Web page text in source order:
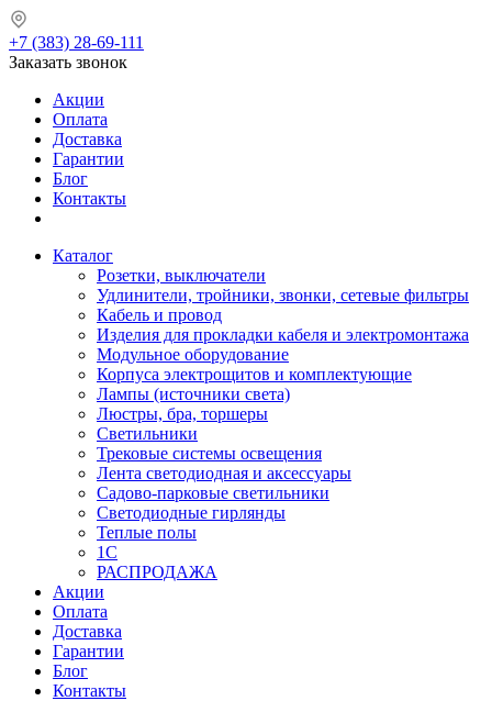
+7 (383) 28-69-111
Заказать звонок
Акции
Оплата
Доставка
Гарантии
Блог
Контакты
Каталог
Розетки, выключатели
Удлинители, тройники, звонки, сетевые фильтры
Кабель и провод
Изделия для прокладки кабеля и электромонтажа
Модульное оборудование
Корпуса электрощитов и комплектующие
Лампы (источники света)
Люстры, бра, торшеры
Светильники
Трековые системы освещения
Лента светодиодная и аксессуары
Садово-парковые светильники
Светодиодные гирлянды
Теплые полы
1С
РАСПРОДАЖА
Акции
Оплата
Доставка
Гарантии
Блог
Контакты